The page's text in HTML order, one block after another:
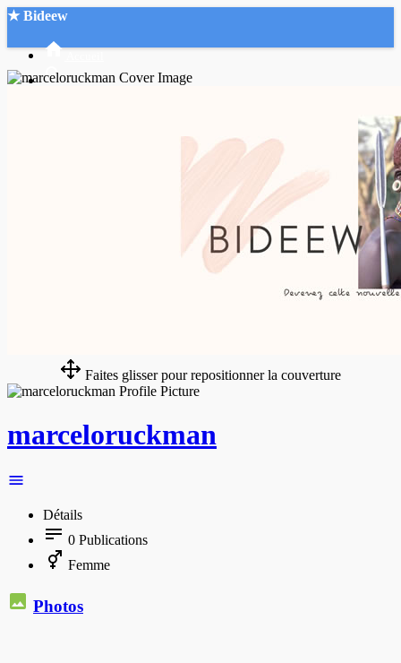
★ Bideew
Faites glisser pour repositionner la couverture
marceloruckman
Détails
0 Publications
Femme
Photos